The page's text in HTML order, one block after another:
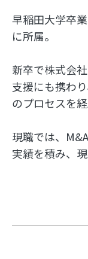
早稲田大学卒
に所属。
新卒で株式会
支援にも携わ
のプロセスを経
現職では、
実績を積み、現